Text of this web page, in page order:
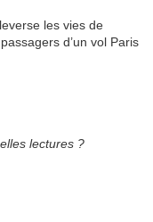
les vies de
d’un vol Paris
lectures ?